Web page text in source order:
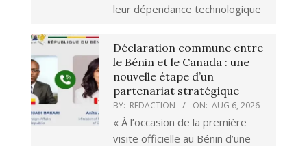
leur dépendance technologique
Déclaration commune entre
le Bénin et le Canada : une
nouvelle étape d’un
partenariat stratégique
BY: REDACTION ON: AUG 6, 2026
« À l’occasion de la première
visite officielle au Bénin d’une